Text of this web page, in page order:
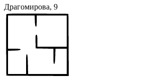
Драгомирова, 9